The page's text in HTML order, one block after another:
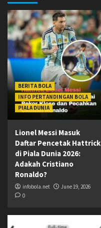
BERITA BOLA
INFO PERTANDINGAN BOLA
PIALA DUNIA
Lionel Messi Masuk
Daftar Pencetak Hattrick
di Piala Dunia 2026:
Adakah Cristiano
Ronaldo?
infobola.net
June 19, 2026
0